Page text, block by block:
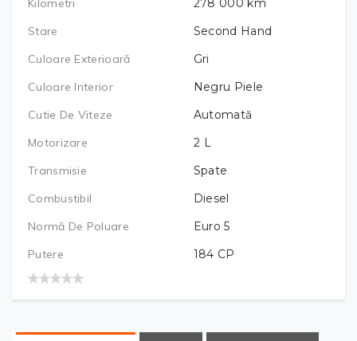
Kilometri
278 000 km
Stare
Second Hand
Culoare Exterioară
Gri
Culoare Interior
Negru Piele
Cutie De Viteze
Automată
Motorizare
2 L
Transmisie
Spate
Combustibil
Diesel
Normă De Poluare
Euro 5
Putere
184 CP